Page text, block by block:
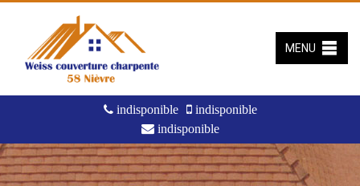
indisponible
indisponible
indisponible
MENU